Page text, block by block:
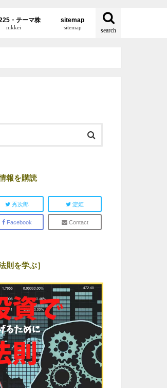
search
・テーマ株
nikkei
sitemap
sitemap
報を購読
秀次郎 淀姫
Facebook Contact
則を学ぶ］